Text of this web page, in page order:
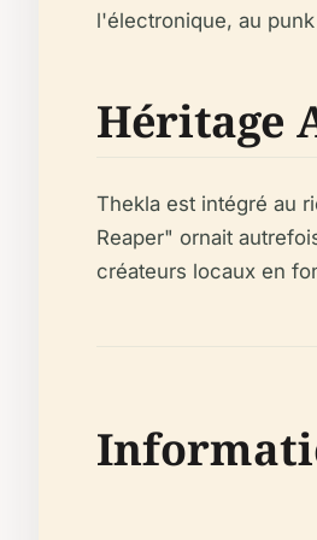
l'électronique, au
Héritage
Thekla est intégré au
Reaper" ornait
créateurs locaux en